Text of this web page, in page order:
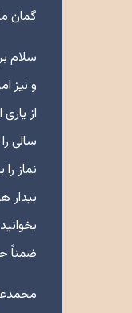
گمان
سلام
و نیز
سالی
نماز
بیدار
ضمناً حدود ۲۴ رکعت نماز قضا دارم و ۱۰ روز هم روزه نگرفته ام آنها